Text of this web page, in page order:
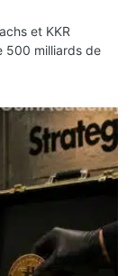
et KKR
500 milliards de
porte sa